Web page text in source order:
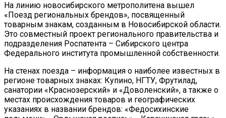
На линию новосибирского метрополитена вышел
«Поезд региональных брендов», посвященный
товарным знакам, созданным в Новосибирской области.
Это совместный проект регионального правительства и
подразделения Роспатента – Сибирского центра
Федерального института промышленной собственности.
На стенах поезда – информация о наиболее известных в
регионе товарных знаках: Купино, НГТУ, Фрутилад,
санатории «Краснозерский» и «Доволенский», а также о
местах происхождения товаров и географических
указаниях в названии брендов: «Федосихинские